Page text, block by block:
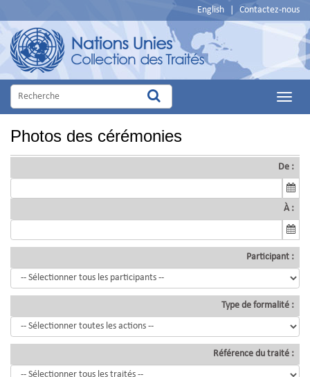
English Contactez-nous
Main
Photos des cérémonies
De :
À :
Participant :
Type de formalité :
Référence du traité :